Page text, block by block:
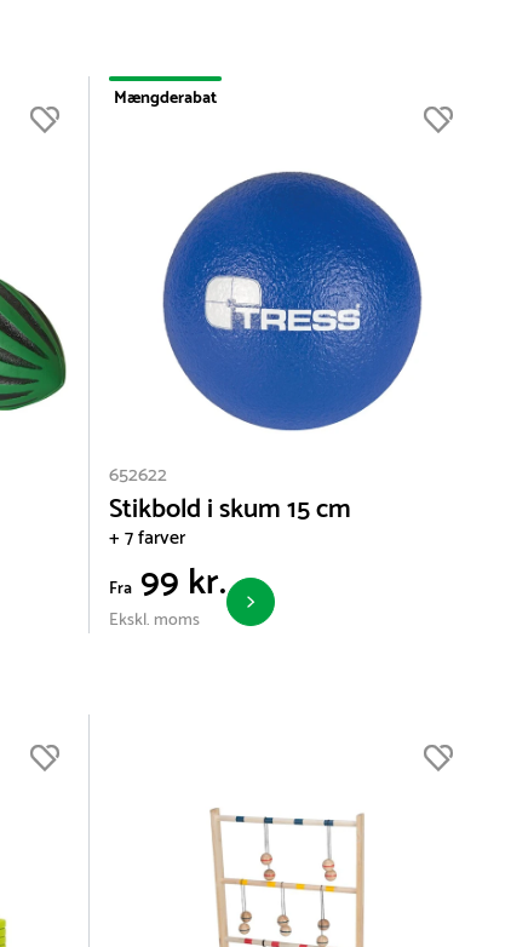
Mængderabat
652622
Stikbold i skum 15 cm
+ 7 farver
Fra 99 kr.
Ekskl. moms